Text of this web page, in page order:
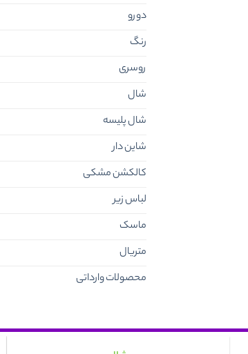
دورو
رنگ
روسری
شال
شال پلیسه
شاین دار
کالکشن مشکی
لباس زیر
ماسک
متریال
محصولات وارداتی